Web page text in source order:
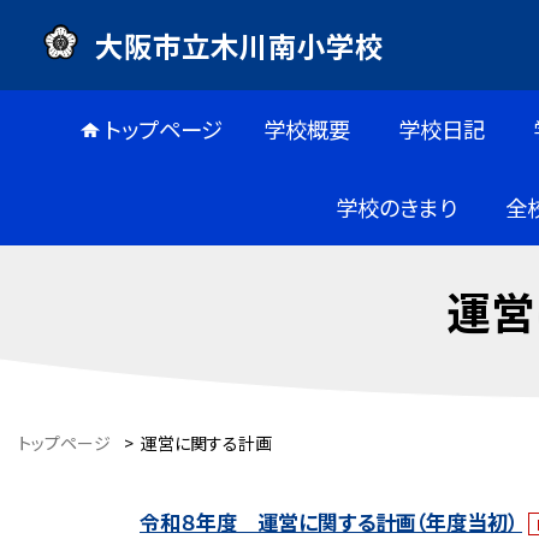
大阪市立木川南小学校
トップページ 学校概要 学校日記
学校のきまり 全
運
トップページ > 運営に関する計画
令和８年度 運営に関する計画（年度当初）